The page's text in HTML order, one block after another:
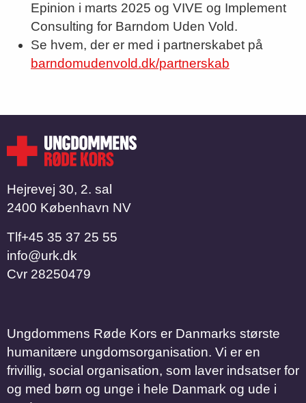
Epinion i marts 2025 og VIVE og Implement
Consulting for Barndom Uden Vold.
Se hvem, der er med i partnerskabet på
barndomudenvold.dk/partnerskab
Hejrevej 30, 2. sal
2400 København NV
Tlf​​​​​​​+45 35 37 25 55
info@urk.dk
Cvr 28250479
Ungdommens Røde Kors er Danmarks største
humanitære ungdomsorganisation. Vi er en
frivillig, social organisation, som laver indsatser for
og med børn og unge i hele Danmark og ude i